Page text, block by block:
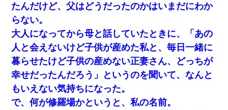
たんだけど、父はどうだったのかはいまだにわか
らない。
大人になってから母と話していたときに、「あの
人と会えないけど子供が産めた私と、毎日一緒に
暮らせたけど子供の産めない正妻さん、どっちが
幸せだったんだろう」というのを聞いて、なんと
もいえない気持ちになった。
で、何が修羅場かというと、私の名前。